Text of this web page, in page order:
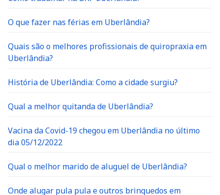
O que fazer nas férias em Uberlândia?
Quais são o melhores profissionais de quiropraxia em
Uberlândia?
História de Uberlândia: Como a cidade surgiu?
Qual a melhor quitanda de Uberlândia?
Vacina da Covid-19 chegou em Uberlândia no último
dia 05/12/2022
Qual o melhor marido de aluguel de Uberlândia?
Onde alugar pula pula e outros brinquedos em